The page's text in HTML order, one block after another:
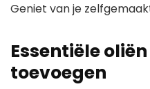
Geniet van je
Essentiële
toevoegen